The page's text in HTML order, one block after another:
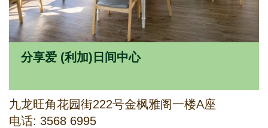
分享爱 (利加)日间中心
九龙旺角花园街222号金枫雅阁一楼A座
电话: 3568 6995